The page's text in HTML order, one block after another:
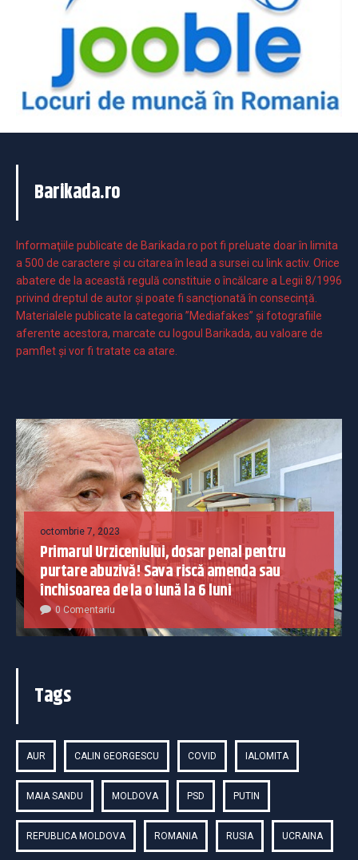
Barikada.ro
Informaţiile publicate de Barikada.ro pot fi preluate doar în limita
a 500 de caractere şi cu citarea în lead a sursei cu link activ. Orice
abatere de la această regulă constituie o încălcare a Legii 8/1996
privind dreptul de autor și poate fi sancționată în consecință.
Materialele publicate la categoria ”Mediafakes” și fotografiile
aferente acestora, marcate cu logoul Barikada, au valoare de
pamflet și vor fi tratate ca atare.
octombrie 7, 2023
Primarul Urziceniului, dosar penal pentru
purtare abuzivă! Sava riscă amenda sau
închisoarea de la o lună la 6 luni
0 Comentariu
Tags
AUR CALIN GEORGESCU COVID IALOMITA
MAIA SANDU MOLDOVA PSD PUTIN
REPUBLICA MOLDOVA ROMANIA RUSIA UCRAINA